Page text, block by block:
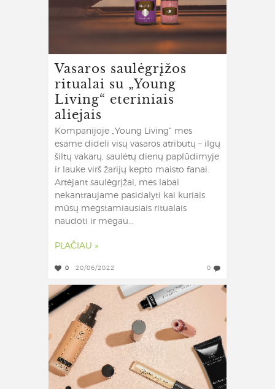
Vasaros saulėgrįžos
ritualai su „Young
Living“ eteriniais
aliejais
Kompanijoje „Young Living“ mes
esame dideli visų vasaros atributų – ilgų
šiltų vakarų, saulėtų dienų paplūdimyje
ir lauke virš žarijų kepto maisto fanai.
Artėjant saulėgrįžai, mes labai
nekantraujame pasidalyti kai kuriais
mūsų mėgstamiausiais ritualais
naudoti ir mėgau...
PLAČIAU »
0 20/06/2022 0